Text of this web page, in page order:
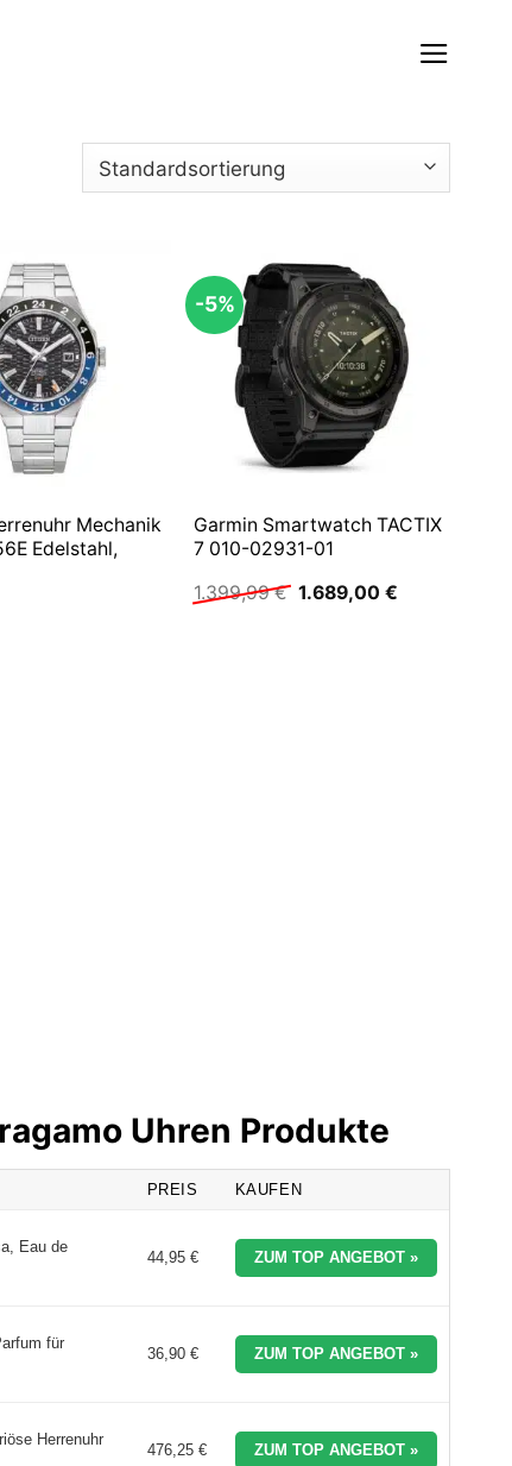
Mechanik
Edelstahl,
-5%
Garmin Smartwatch TACTIX
7 010-02931-01
1.399,99€ Ursprünglicher
1.689,00 €Aktueller
Uhren Produkte
PREIS KAUFEN
Eau de
44,95 € ZUM TOP ANGEBOT »
für
36,90 € ZUM TOP ANGEBOT »
Herrenuhr
476,25 € ZUM TOP ANGEBOT »